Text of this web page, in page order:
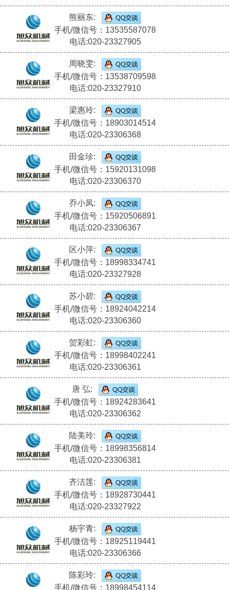
熊丽东:
手机/微信号：13535587078
电话:020-23327905
周晓雯:
手机/微信号：13538709598
电话:020-23327910
梁惠玲:
手机/微信号：18903014514
电话:020-23306368
田金珍:
手机/微信号：15920131098
电话:020-23306370
乔小凤:
手机/微信号：15920506891
电话:020-23306367
区小萍:
手机/微信号：18998334741
电话:020-23327928
苏小碧:
手机/微信号：18924042214
电话:020-23306360
贺彩虹:
手机/微信号：18998402241
电话:020-23306361
唐 弘:
手机/微信号：18924283641
电话:020-23306362
陆美玲:
手机/微信号：18998356814
电话:020-23306381
齐洁莲:
手机/微信号：18928730441
电话:020-23327922
杨宇青:
手机/微信号：18925119441
电话:020-23306366
陈彩玲:
手机/微信号：18998454114